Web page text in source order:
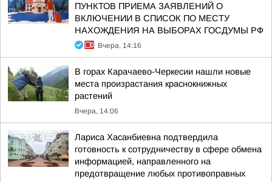
ПУНКТОВ ПРИЕМА ЗАЯВЛЕНИЙ О
ВКЛЮЧЕНИИ В СПИСОК ПО МЕСТУ
НАХОЖДЕНИЯ НА ВЫБОРАХ ГОСДУМЫ РФ
Вчера, 14:16
В горах Карачаево-Черкесии нашли новые
места произрастания краснокнижных
растений
Вчера, 14:06
Лариса Хасанбиевна подтвердила
готовность к сотрудничеству в сфере обмена
информацией, направленного на
предотвращение любых противоправных